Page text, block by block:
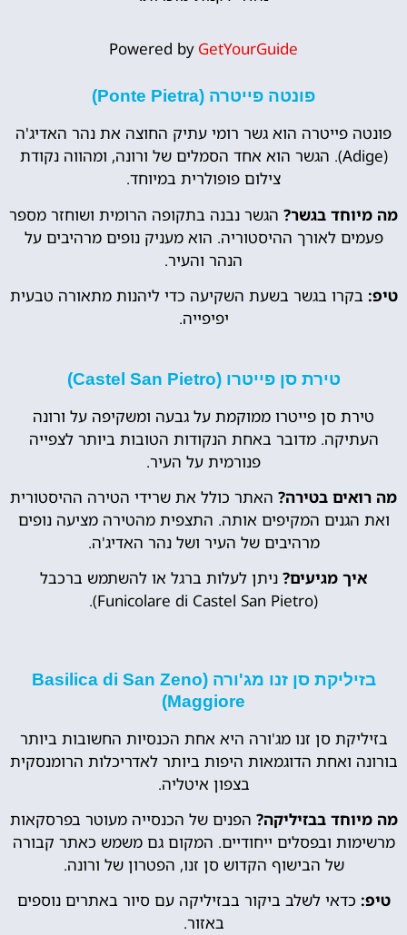
Powered by GetYourGuide
פונטה פייטרה (Ponte Pietra)
פונטה פייטרה הוא גשר רומי עתיק החוצה את נהר האדיג'ה
(Adige). הגשר הוא אחד הסמלים של ורונה, ומהווה נקודת
צילום פופולרית במיוחד.
מה מיוחד בגשר? הגשר נבנה בתקופה הרומית ושוחזר מספר
פעמים לאורך ההיסטוריה. הוא מעניק נופים מרהיבים על
הנהר והעיר.
טיפ: בקרו בגשר בשעת השקיעה כדי ליהנות מתאורה טבעית
יפיפייה.
טירת סן פייטרו (Castel San Pietro)
טירת סן פייטרו ממוקמת על גבעה ומשקיפה על ורונה
העתיקה. מדובר באחת הנקודות הטובות ביותר לצפייה
פנורמית על העיר.
מה רואים בטירה? האתר כולל את שרידי הטירה ההיסטורית
ואת הגנים המקיפים אותה. התצפית מהטירה מציעה נופים
מרהיבים של העיר ושל נהר האדיג'ה.
איך מגיעים? ניתן לעלות ברגל או להשתמש ברכבל
(Funicolare di Castel San Pietro).
בזיליקת סן זנו מג'ורה (Basilica di San Zeno
Maggiore)
בזיליקת סן זנו מג'ורה היא אחת הכנסיות החשובות ביותר
בורונה ואחת הדוגמאות היפות ביותר לאדריכלות הרומנסקית
בצפון איטליה.
מה מיוחד בבזיליקה? הפנים של הכנסייה מעוטר בפרסקאות
מרשימות ובפסלים ייחודיים. המקום גם משמש כאתר קבורה
של הבישוף הקדוש סן זנו, הפטרון של ורונה.
טיפ: כדאי לשלב ביקור בבזיליקה עם סיור באתרים נוספים
באזור.